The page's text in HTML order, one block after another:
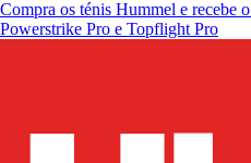
Compra os ténis Hummel e recebe o
Powerstrike Pro e Topflight Pro